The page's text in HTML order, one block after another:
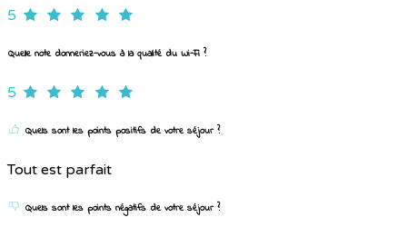
5
Quelle note donneriez-vous à la qualité du Wi-Fi ?
5
Quels sont les points positifs de votre séjour ?
Tout est parfait
Quels sont les points négatifs de votre séjour ?